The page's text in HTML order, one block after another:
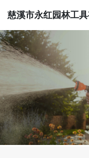
慈溪市永红园林工